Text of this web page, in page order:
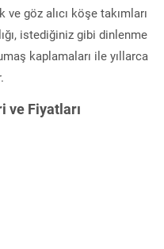
göz alıcı köşe takımları
istediğiniz gibi dinlenme
kaplamaları ile yıllarca
ve Fiyatları